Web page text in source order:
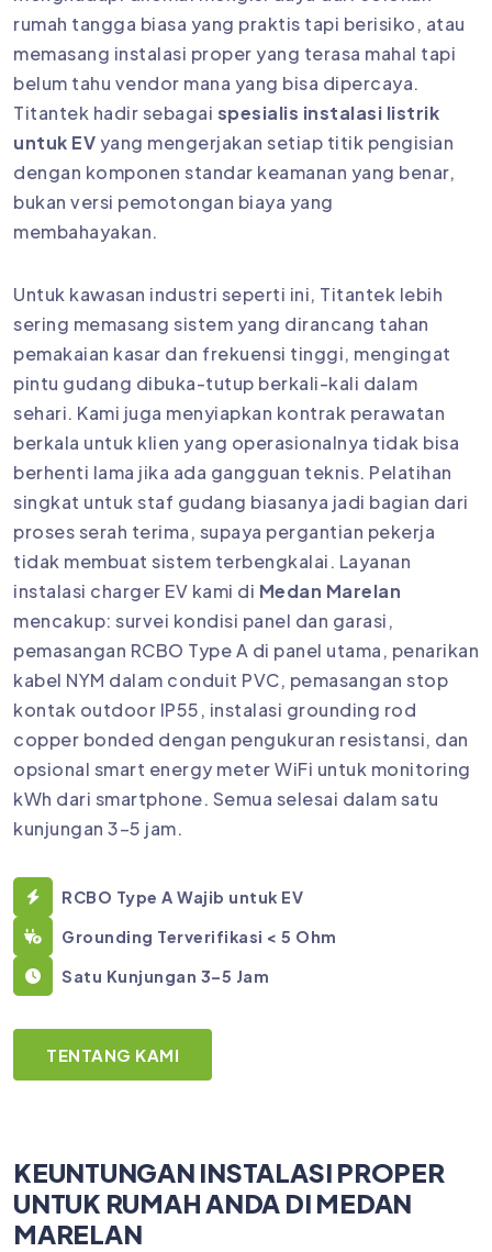
rumah tangga biasa yang praktis tapi berisiko, atau
memasang instalasi proper yang terasa mahal tapi
belum tahu vendor mana yang bisa dipercaya.
Titantek hadir sebagai spesialis instalasi listrik
untuk EV yang mengerjakan setiap titik pengisian
dengan komponen standar keamanan yang benar,
bukan versi pemotongan biaya yang
membahayakan.
Untuk kawasan industri seperti ini, Titantek lebih
sering memasang sistem yang dirancang tahan
pemakaian kasar dan frekuensi tinggi, mengingat
pintu gudang dibuka-tutup berkali-kali dalam
sehari. Kami juga menyiapkan kontrak perawatan
berkala untuk klien yang operasionalnya tidak bisa
berhenti lama jika ada gangguan teknis. Pelatihan
singkat untuk staf gudang biasanya jadi bagian dari
proses serah terima, supaya pergantian pekerja
tidak membuat sistem terbengkalai. Layanan
instalasi charger EV kami di Medan Marelan
mencakup: survei kondisi panel dan garasi,
pemasangan RCBO Type A di panel utama, penarikan
kabel NYM dalam conduit PVC, pemasangan stop
kontak outdoor IP55, instalasi grounding rod
copper bonded dengan pengukuran resistansi, dan
opsional smart energy meter WiFi untuk monitoring
kWh dari smartphone. Semua selesai dalam satu
kunjungan 3–5 jam.
RCBO Type A Wajib untuk EV
Grounding Terverifikasi < 5 Ohm
Satu Kunjungan 3–5 Jam
TENTANG KAMI
KEUNTUNGAN INSTALASI PROPER
UNTUK RUMAH ANDA DI MEDAN
MARELAN